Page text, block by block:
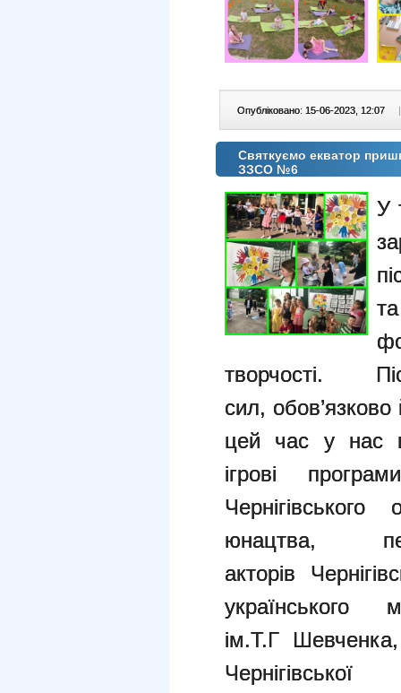
Опубліковано: 15-06-2023, 12:07 |
Святкуємо екватор
ЗЗСО №6
У
творчості.
сил,
цей час у нас
ігрові
юнацтва,
акторів
українського
ім.Т.Г Шевченка